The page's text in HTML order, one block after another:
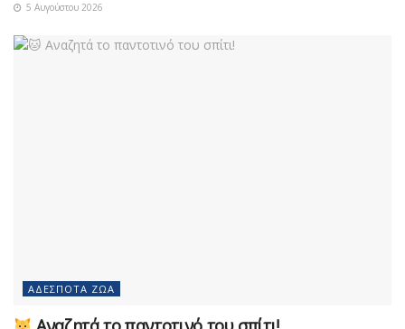
5 Αυγούστου 2026
ΑΔΈΣΠΟΤΑ ΖΏΑ